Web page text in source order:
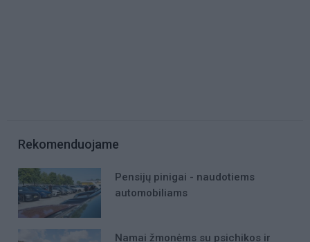
Rekomenduojame
Pensijų pinigai - naudotiems
automobiliams
Namai žmonėms su psichikos ir